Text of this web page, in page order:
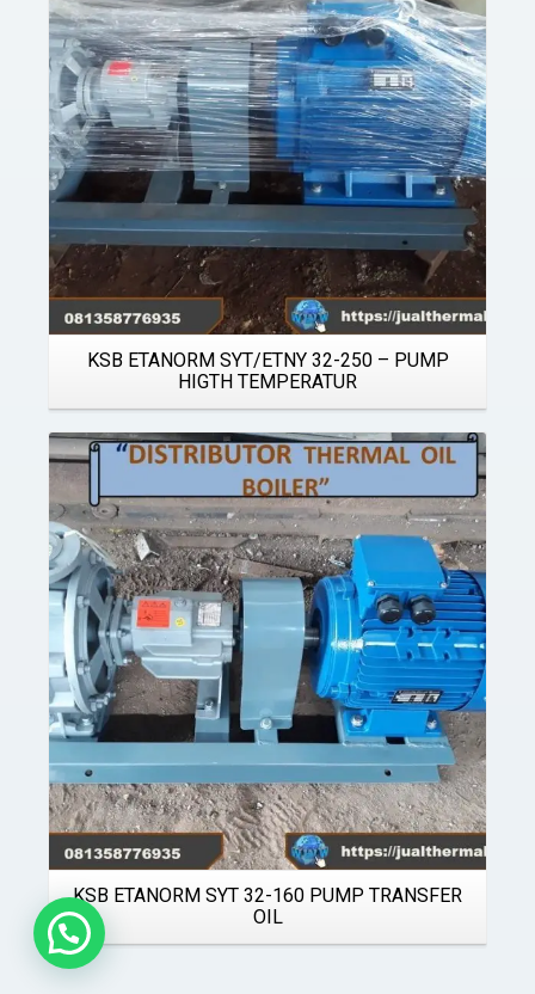
Details
KSB ETANORM SYT/ETNY 32-250 – PUMP
HIGTH TEMPERATUR
Details
KSB ETANORM SYT 32-160 PUMP TRANSFER
OIL